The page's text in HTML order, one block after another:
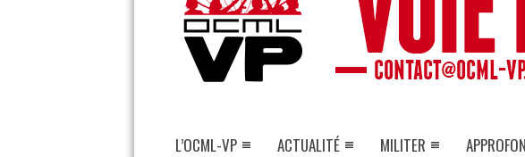
L’OCML-VP ACTUALITÉ MILITER